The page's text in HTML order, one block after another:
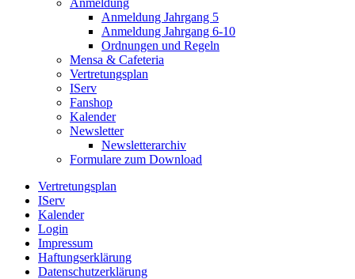
Anmeldung Jahrgang 5
Anmeldung Jahrgang 6-10
Ordnungen und Regeln
Mensa & Cafeteria
Vertretungsplan
IServ
Fanshop
Kalender
Newsletter
Newsletterarchiv
Formulare zum Download
Vertretungsplan
IServ
Kalender
Login
Impressum
Haftungserklärung
Datenschutzerklärung